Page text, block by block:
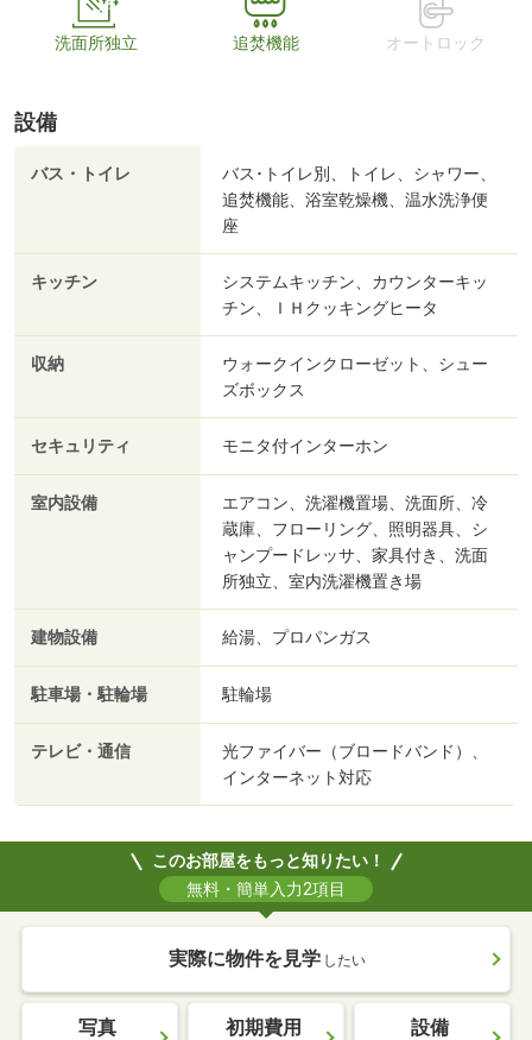
洗面所独立 追焚機能 オートロック
設備
バス・トイレ
バス･トイレ別、トイレ、シャワー、
追焚機能、浴室乾燥機、温水洗浄便
座
キッチン
システムキッチン、カウンターキッ
チン、ＩＨクッキングヒータ
収納
ウォークインクローゼット、シュー
ズボックス
セキュリティ モニタ付インターホン
室内設備
エアコン、洗濯機置場、洗面所、冷
蔵庫、フローリング、照明器具、シ
ャンプードレッサ、家具付き、洗面
所独立、室内洗濯機置き場
建物設備 給湯、プロパンガス
駐車場・駐輪場 駐輪場
テレビ・通信
光ファイバー（ブロードバンド）、
インターネット対応
このお部屋をもっと知りたい！
無料・簡単入力2項目
実際に物件を見学 したい
写真 初期費用 設備